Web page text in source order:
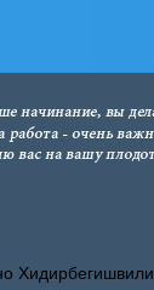
Хидирбегишвили